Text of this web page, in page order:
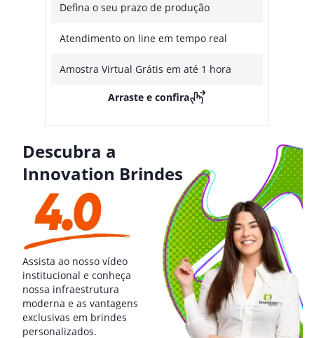
Defina o seu prazo de produção
Atendimento on line em tempo real
Amostra Virtual Grátis em até 1 hora
Arraste e confira
Descubra a
Innovation Brindes
Assista ao nosso vídeo
institucional e conheça
nossa infraestrutura
moderna e as vantagens
exclusivas em brindes
personalizados.